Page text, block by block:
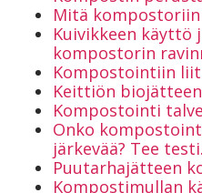
Mitä
Kuivikkeen käyttö
kompostorin
Kompostointiin
Keittiön
Kompostointi
Onko
järkevää? Tee testi.
Puutarhajätteen
Kompostimullan